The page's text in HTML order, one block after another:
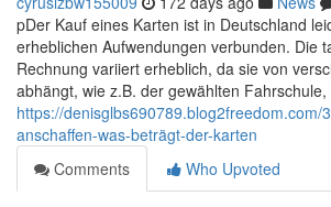
pDer Kauf eines Karten ist in Deutschland
erheblichen Aufwendungen verbunden. Die
Rechnung variiert erheblich, da sie von
abhängt, wie z.B. der gewählten Fahrschule,
https://denisglbs690789.blog2freedom.com/
anschaffen-was-beträgt-der-karten
Comments
Who Upvoted